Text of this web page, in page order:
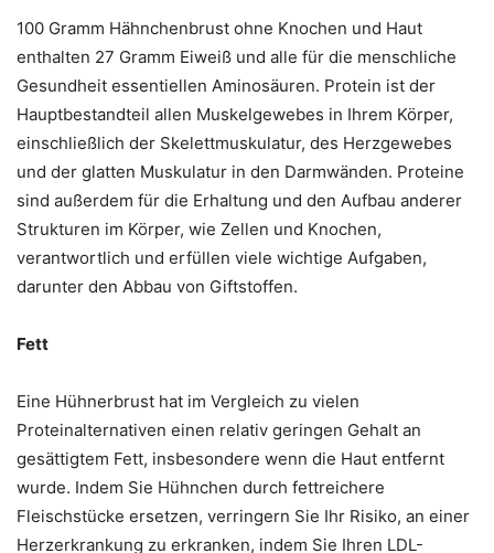
100 Gramm Hähnchenbrust ohne Knochen und Haut
enthalten 27 Gramm Eiweiß und alle für die menschliche
Gesundheit essentiellen Aminosäuren. Protein ist der
Hauptbestandteil allen Muskelgewebes in Ihrem Körper,
einschließlich der Skelettmuskulatur, des Herzgewebes
und der glatten Muskulatur in den Darmwänden. Proteine ​​
sind außerdem für die Erhaltung und den Aufbau anderer
Strukturen im Körper, wie Zellen und Knochen,
verantwortlich und erfüllen viele wichtige Aufgaben,
darunter den Abbau von Giftstoffen.
Fett
Eine Hühnerbrust hat im Vergleich zu vielen
Proteinalternativen einen relativ geringen Gehalt an
gesättigtem Fett, insbesondere wenn die Haut entfernt
wurde. Indem Sie Hühnchen durch fettreichere
Fleischstücke ersetzen, verringern Sie Ihr Risiko, an einer
Herzerkrankung zu erkranken, indem Sie Ihren LDL-